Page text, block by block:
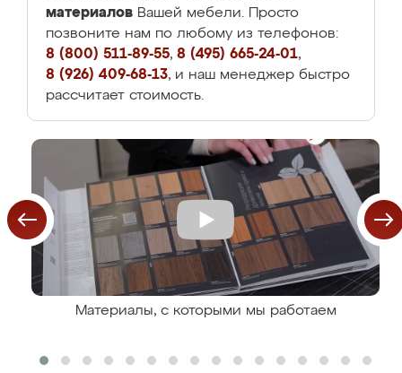
материалов Вашей мебели. Просто
позвоните нам по любому из телефонов:
8 (800) 511-89-55, 8 (495) 665-24-01,
8 (926) 409-68-13, и наш менеджер быстро
рассчитает стоимость.
Материалы, с которыми мы работаем